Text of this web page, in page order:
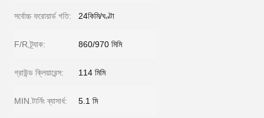
সর্বোচ্চ ফরোয়ার্ড গতি: 24কিমি/ঘণ্টা
F/R ট্র্যাক: 860/970 মিমি
গ্রাউন্ড ক্লিয়ারেন্স: 114 মিমি
MIN.টার্নিং ব্যাসার্ধ: 5.1 মি